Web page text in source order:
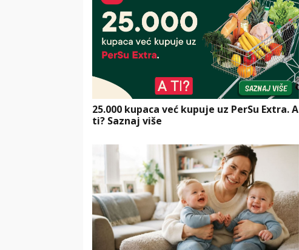
25.000 kupaca već kupuje uz PerSu Extra. A
ti? Saznaj više